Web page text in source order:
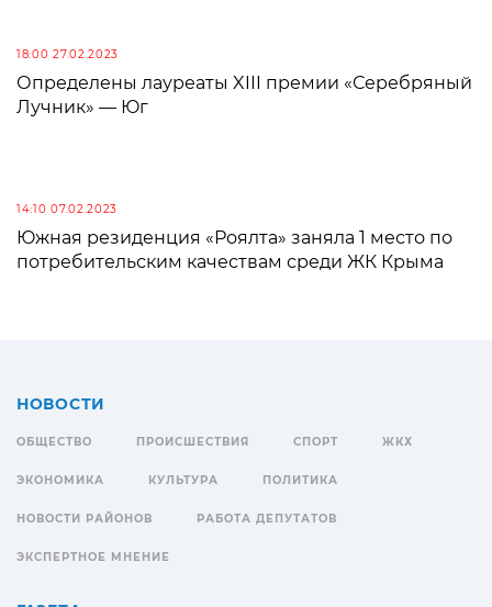
18:00 27.02.2023
Определены лауреаты XIII премии «Серебряный
Лучник» — Юг
14:10 07.02.2023
Южная резиденция «Роялта» заняла 1 место по
потребительским качествам среди ЖК Крыма
НОВОСТИ
ОБЩЕСТВО ПРОИСШЕСТВИЯ СПОРТ ЖКХ
ЭКОНОМИКА КУЛЬТУРА ПОЛИТИКА
НОВОСТИ РАЙОНОВ РАБОТА ДЕПУТАТОВ
ЭКСПЕРТНОЕ МНЕНИЕ